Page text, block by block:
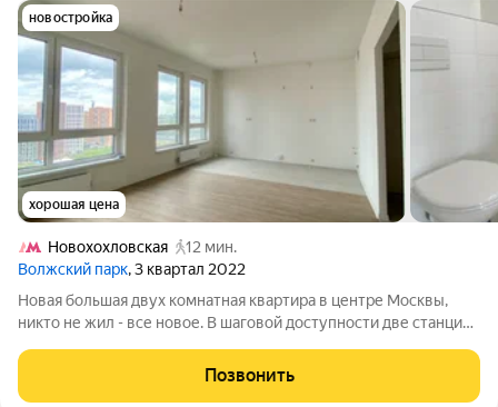
новостройка
хорошая цена
Новохохловская
12 мин.
Волжский парк, 3 квартал 2022
Новая большая двух комнатная квартира в центре Москвы,
никто не жил - все новое. В шаговой доступности две станции
вся инфраструктура: детские сады ,школы , магазины ,
поликлиники. Квартира с
Позвонить